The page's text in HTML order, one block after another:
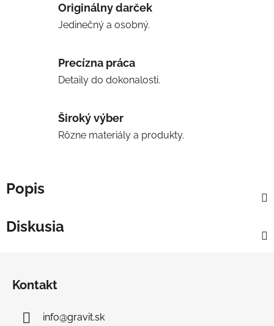
Originálny darček
Jedinečný a osobný.
Precízna práca
Detaily do dokonalosti.
Široký výber
Rôzne materiály a produkty.
Popis
Diskusia
Kontakt
info@gravit.sk